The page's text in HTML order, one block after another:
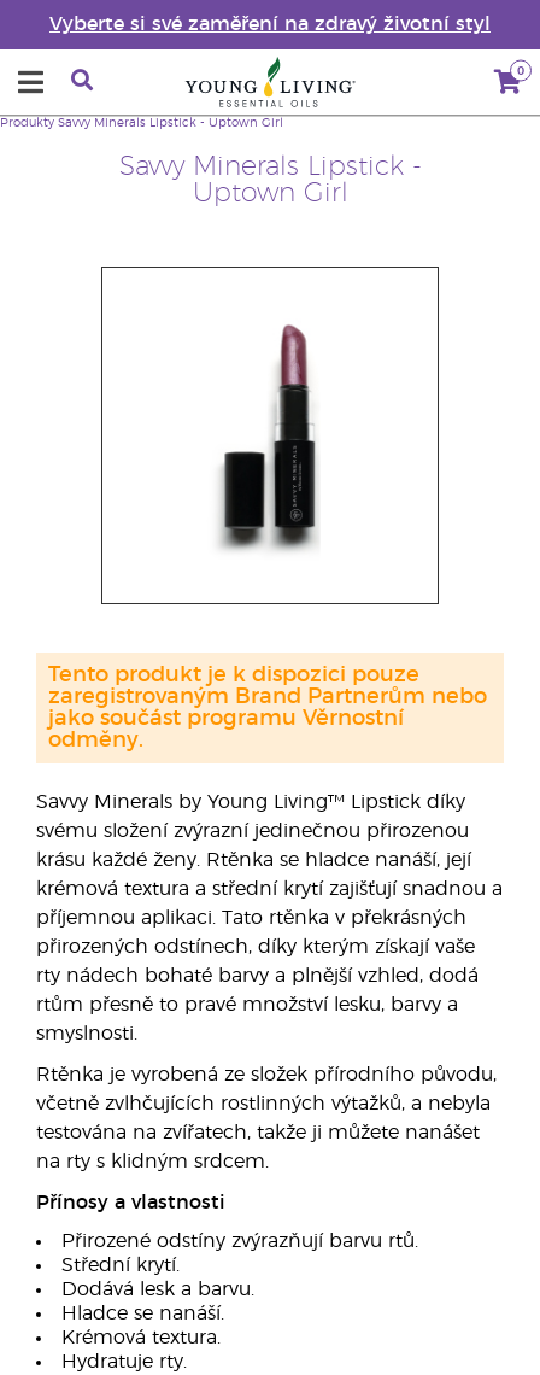
Vyberte si své zaměření na zdravý životní styl
0
Savvy Minerals Lipstick -
Uptown Girl
Produkty Savvy Minerals Lipstick - Uptown Girl
Savvy Minerals by Young Living™ Lipstick díky
svému složení zvýrazní jedinečnou přirozenou
krásu každé ženy. Rtěnka se hladce nanáší, její
krémová textura a střední krytí zajišťují snadnou a
příjemnou aplikaci. Tato rtěnka v překrásných
přirozených odstínech, díky kterým získají vaše
rty nádech bohaté barvy a plnější vzhled, dodá
rtům přesně to pravé množství lesku, barvy a
smyslnosti.
Rtěnka je vyrobená ze složek přírodního původu,
včetně zvlhčujících rostlinných výtažků, a nebyla
testována na zvířatech, takže ji můžete nanášet
na rty s klidným srdcem.
Přínosy a vlastnosti
Přirozené odstíny zvýrazňují barvu rtů.
Střední krytí.
Dodává lesk a barvu.
Hladce se nanáší.
Krémová textura.
Hydratuje rty.
Tento produkt je k dispozici pouze
zaregistrovaným Brand Partnerům nebo
jako součást programu Věrnostní
odměny.